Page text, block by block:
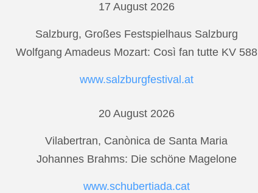
17 August 2026
Salzburg, Großes Festspielhaus Salzburg
Wolfgang Amadeus Mozart: Così fan tutte KV 588
www.salzburgfestival.at
20 August 2026
Vilabertran, Canònica de Santa Maria
Johannes Brahms: Die schöne Magelone
www.schubertiada.cat